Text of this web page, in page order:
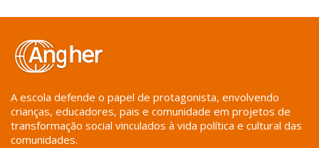
A escola defende o papel de protagonista, envolvendo
crianças, educadores, pais e comunidade em projetos de
transformação social vinculados à vida política e cultural das
comunidades.